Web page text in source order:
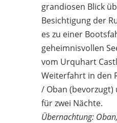
grandiosen Blick
Besichtigung der
es zu einer
geheimnisvollen
vom Urquhart
Weiterfahrt in den
/ Oban (bevorzugt)
für zwei Nächte.
Übernachtung: